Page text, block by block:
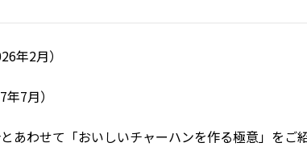
年2月）
7月）
あわせて「おいしいチャーハンを作る極意」をご